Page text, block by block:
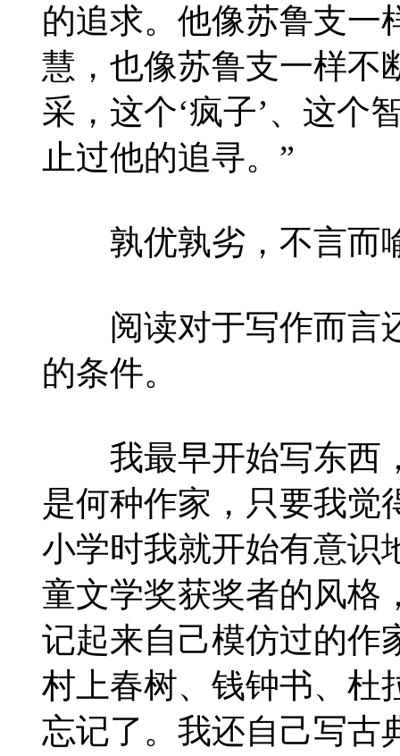
的追求。他像苏鲁支一
慧，也像苏鲁支一样不
采，这个‘疯子’、这个
止过他的追寻。”
孰优孰劣，不言而
阅读对于写作而言
的条件。
我最早开始写东西
是何种作家，只要我觉
小学时我就开始有意识
童文学奖获奖者的风格
记起来自己模仿过的作
村上春树、钱钟书、
忘记了。我还自己写古